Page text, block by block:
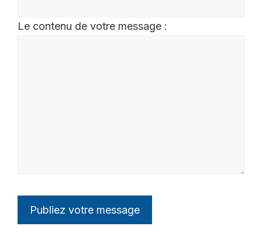
Le contenu de votre message :